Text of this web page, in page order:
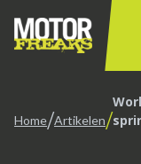
Home/Artikelen/